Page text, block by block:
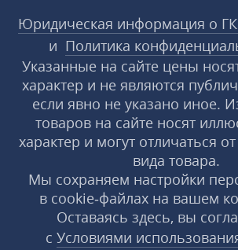
Юридическая информация о ГК
и Политика
Указанные на сайте цены
характер и не являются
если явно не указано иное.
товаров на сайте носят
характер и могут отличаться
вида товара.
Мы сохраняем настройки
в cookie‑файлах на вашем
Оставаясь здесь, вы
с Условиями